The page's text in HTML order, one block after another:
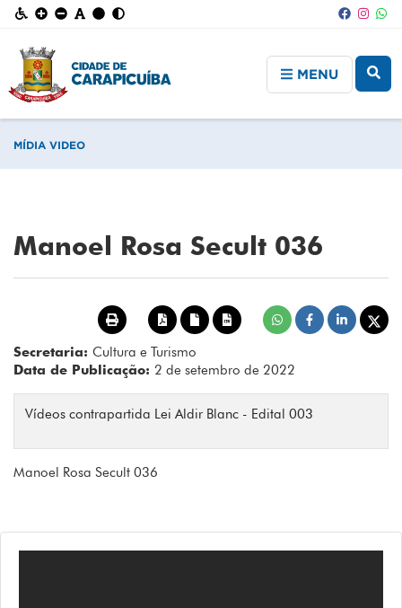
MENU
MÍDIA VIDEO
Manoel Rosa Secult 036
Secretaria: Cultura e Turismo
Data de Publicação: 2 de setembro de 2022
Vídeos contrapartida Lei Aldir Blanc - Edital 003
Manoel Rosa Secult 036